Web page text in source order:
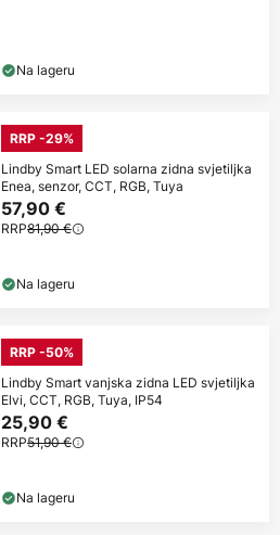
Na lageru
RRP -29%
Lindby Smart LED solarna zidna svjetiljka
Enea, senzor, CCT, RGB, Tuya
57,90 €
RRP81,90 €
Na lageru
RRP -50%
Lindby Smart vanjska zidna LED svjetiljka
Elvi, CCT, RGB, Tuya, IP54
25,90 €
RRP51,90 €
Na lageru